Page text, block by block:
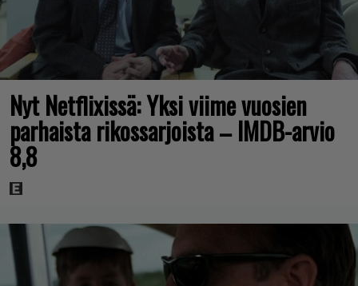
Nyt Netflixissä: Yksi viime vuosien
parhaista rikossarjoista – IMDB-arvio
8,8